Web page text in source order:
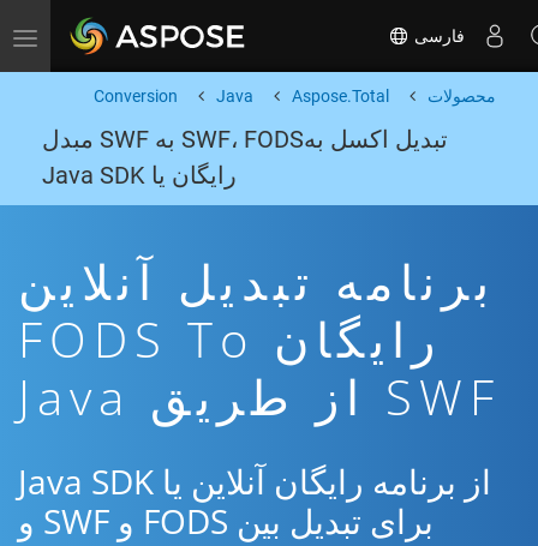
Toggle navigation فارسی
محصولات Aspose.Total
Java
Conversion
تبدیل اکسل بهSWF، FODS به SWF مبدل
رایگان یا Java SDK
برنامه تبدیل آنلاین
رایگان FODS To
SWF از طریق Java
از برنامه رایگان آنلاین یا Java SDK
برای تبدیل بین FODS و SWF و